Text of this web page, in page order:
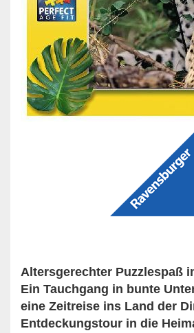
Altersgerechter Puzzlespaß
Ein Tauchgang in bunte
eine Zeitreise ins Land der
Entdeckungstour in die